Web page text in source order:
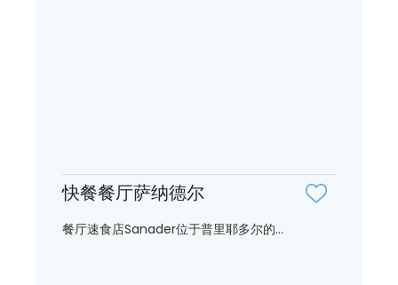
快餐餐厅萨纳德尔
餐厅速食店Sanader位于普里耶多尔的...